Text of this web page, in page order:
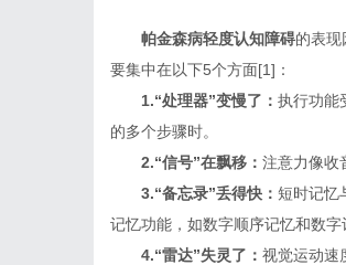
帕金森病轻度认知障碍的表现
要集中在以下5个方面[1]：
1.“处理器”变慢了： 执行功能
的多个步骤时。
2.“信号”在飘移： 注意力像收
3.“备忘录”丢得快： 短时记忆
记忆功能，如数字顺序记忆和数
4.“雷达”失灵了： 视觉运动速